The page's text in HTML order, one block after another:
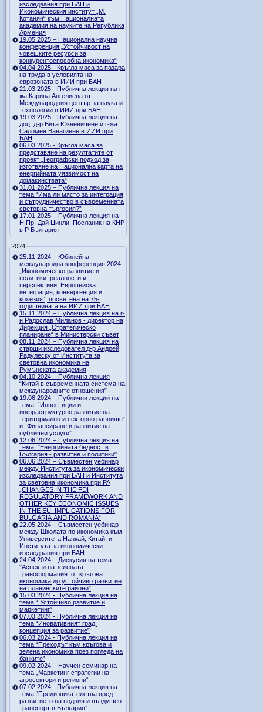
изследвания при БАН и
Икономическия институт „М.
Котанян“ към Националната
академия на науките на Република
Армения
19.05.2025 – Национална научна
конференция „Устойчивост на
човешките ресурси за
конкурентоспособна икономика“
04.04.2025 - Кръгла маса за пазара
на труда в условията на
еврозоната в ИИИ при БАН
21.03.2025 - Публична лекция на г-
жа Карина Ангелиева от
Международния център за наука и
технологии в ИИИ при БАН
19.03.2025 - Публична лекция на
доц. д-р Вита Юкневичене и г-жа
Саломея Ванагиене в ИИИ при
БАН
06.03.2025 - Кръгла маса за
представяне на резултатите от
проект „Географски подход за
изготвяне на Национална карта на
енергийната уязвимост на
домакинствата“
31.01.2025 – Публична лекция на
тема “Има ли място за интеграция
и сътрудничество в съвременната
световна търговия?”
17.01.2025 – Публична лекция на
Н.Пр. Дай Цинли, Посланик на КНР
в Р България
2024
25.11.2024 – Юбилейна
международна конференция 2024
„Икономическо развитие и
политики: реалности и
перспективи. Европейска
интеграция, конвергенция и
кохезия“, посветена на 75-
годишнината на ИИИ при БАН
15.11.2024 – Публична лекция на г-
н Радослав Миланов - директор на
Дирекция „Стратегическо
планиране“ в Министерски съвет
08.11.2024 – Публична лекция на
старши изследовател д-р Андрей
Радулеску от Института за
световна икономика на
Румънската академия
04.10.2024 – Публична лекция
“Китай в съвременната система на
международните отношения”
19.06.2024 – Публични лекции на
тема: “Инвестиции и
инфраструктурно развитие на
териториално и секторно равнище”
и “Финансиране и развитие на
публични услуги”
12.06.2024 – Публична лекция на
тема: "Енергийната бедност в
България - развитие и политики"
06.06.2024 – Съвместен уебинар
между Института за икономически
изследвания при БАН и Института
за световна икономика при РА
„CHANGES IN THE FDI
REGULATORY FRAMEWORK AND
OTHER KEY ECONOMIC ISSUES
IN THE EU: IMPLICATIONS FOR
BULGARIA AND ROMANIA“
22.05.2024 – Съвместен уебинар
между Школата по икономика към
Университета Нанкай, Китай, и
Института за икономически
изследвания при БАН
24.04.2024 – Дискусия на тема
"Аспекти на зелената
трансформация: от кръгова
икономика до устойчиво развитие
на планинските райони"
15.03.2024 - Публична лекция на
тема “ Устойчиво развитие и
маркетинг”
07.03.2024 - Публична лекция на
тема “Иновативният град:
концепция за развитие”
06.03.2024 - Публична лекция на
тема “Преходът към кръгова и
зелена икономика през погледа на
банките”
09.02.2024 – Научен семинар на
тема „Маркетинг стратегии на
агросектори и региони“
07.02.2024 - Публична лекция на
тема “Предизвикателства пред
развитието на водния и въздушен
транспорт в България”